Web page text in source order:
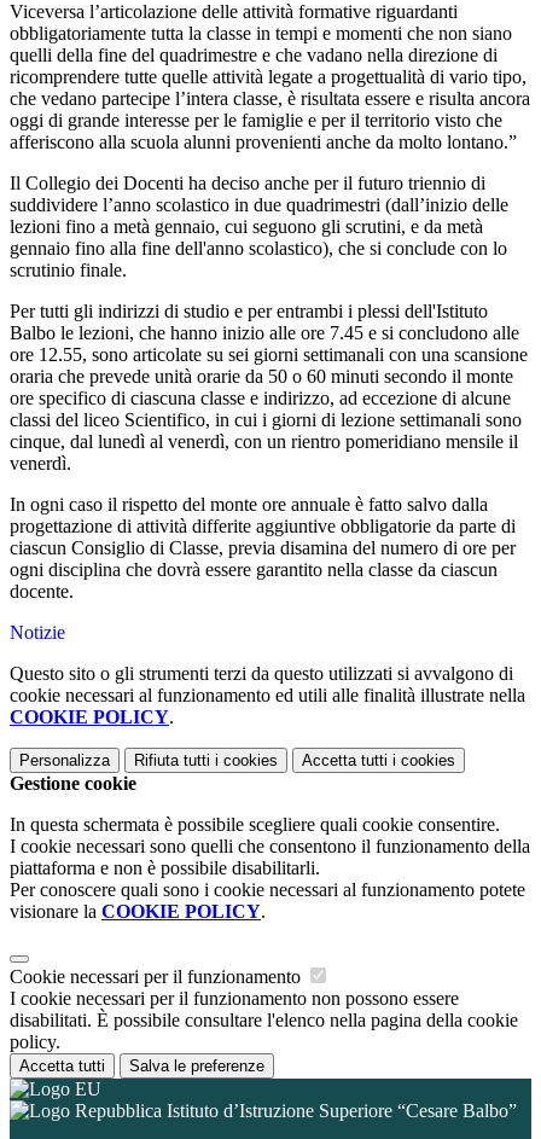
Viceversa l’articolazione delle attività formative riguardanti
obbligatoriamente tutta la classe in tempi e momenti che non siano
quelli della fine del quadrimestre e che vadano nella direzione di
ricomprendere tutte quelle attività legate a progettualità di vario tipo,
che vedano partecipe l’intera classe, è risultata essere e risulta ancora
oggi di grande interesse per le famiglie e per il territorio visto che
afferiscono alla scuola alunni provenienti anche da molto lontano.”
Il Collegio dei Docenti ha deciso anche per il futuro triennio di
suddividere l’anno scolastico in due quadrimestri (dall’inizio delle
lezioni fino a metà gennaio, cui seguono gli scrutini, e da metà
gennaio fino alla fine dell'anno scolastico), che si conclude con lo
scrutinio finale.
Per tutti gli indirizzi di studio e per entrambi i plessi dell'Istituto
Balbo le lezioni, che hanno inizio alle ore 7.45 e si concludono alle
ore 12.55, sono articolate su sei giorni settimanali con una scansione
oraria che prevede unità orarie da 50 o 60 minuti secondo il monte
ore specifico di ciascuna classe e indirizzo, ad eccezione di alcune
classi del liceo Scientifico, in cui i giorni di lezione settimanali sono
cinque, dal lunedì al venerdì, con un rientro pomeridiano mensile il
venerdì.
In ogni caso il rispetto del monte ore annuale è fatto salvo dalla
progettazione di attività differite aggiuntive obbligatorie da parte di
ciascun Consiglio di Classe, previa disamina del numero di ore per
ogni disciplina che dovrà essere garantito nella classe da ciascun
docente.
Notizie
Questo sito o gli strumenti terzi da questo utilizzati si avvalgono di
cookie necessari al funzionamento ed utili alle finalità illustrate nella
COOKIE POLICY.
Personalizza Rifiuta tutti i cookies Accetta tutti i cookies
Gestione cookie
In questa schermata è possibile scegliere quali cookie consentire.
I cookie necessari sono quelli che consentono il funzionamento della
piattaforma e non è possibile disabilitarli.
Per conoscere quali sono i cookie necessari al funzionamento potete
visionare la COOKIE POLICY.
Cookie necessari per il funzionamento
I cookie necessari per il funzionamento non possono essere
disabilitati. È possibile consultare l'elenco nella pagina della cookie
policy.
Accetta tutti Salva le preferenze
Istituto d’Istruzione Superiore “Cesare Balbo”